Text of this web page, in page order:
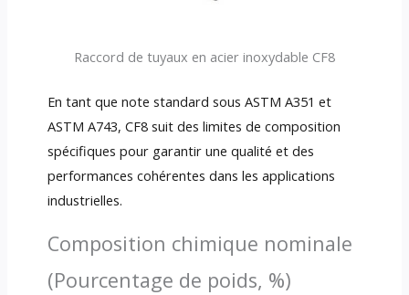
Raccord de tuyaux en acier inoxydable CF8
En tant que note standard sous ASTM A351 et
ASTM A743, CF8 suit des limites de composition
spécifiques pour garantir une qualité et des
performances cohérentes dans les applications
industrielles.
Composition chimique nominale
(Pourcentage de poids, %)